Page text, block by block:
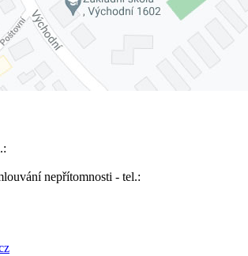
nepřítomnosti - tel.: